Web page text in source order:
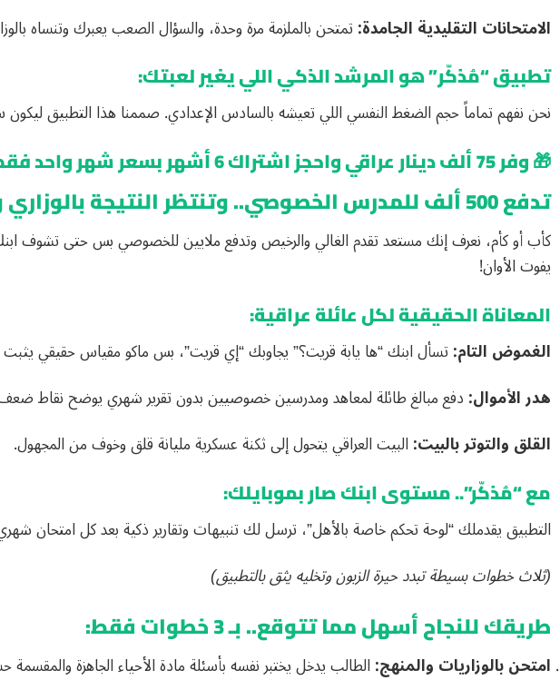
الامتحانات التقليدية الجامدة:تمتحن بالملزمة مرة وحدة، والسؤال الصعب يعبرك وتنساه
تطبيق “مُذكّر” هو المرشد الذكي اللي يغير لعبتك:
نحن نفهم تماماً حجم الضغط النفسي اللي تعيشه بالسادس الإعدادي. صممنا هذا التطبيق
🎁 وفر 75 ألف دينار عراقي واحجز اشتراك 6 أشهر بسعر شهر واحد فقط!
تدفع 500 ألف للمدرس الخصوصي.. وتنتظر النتيجة بالوزاري ولاتدري ابنائك شيدرسون؟
كأب أو كأم، نعرف إنك مستعد تقدم الغالي والرخيص وتدفع ملايين للخصوصي بس حتى تشوف
يفوت الأوان!
المعاناة الحقيقية لكل عائلة عراقية:
الغموض التام:تسأل ابنك “ها يابة قريت؟” يجاوبك “إي قريت”، بس ماكو مقياس حقيقي
هدر الأموال:دفع مبالغ طائلة لمعاهد ومدرسين خصوصيين بدون تقرير شهري يوضح نقاط
القلق والتوتر بالبيت:البيت العراقي يتحول إلى ثكنة عسكرية مليانة قلق وخوف من المجهول.
مع “مُذكّر”.. مستوى ابنك صار بموبايلك:
التطبيق يقدملك “لوحة تحكم خاصة بالأهل”، ترسل لك تنبيهات وتقارير ذكية بعد كل امتحان
(ثلاث خطوات بسيطة تبدد حيرة الزبون وتخليه يثق بالتطبيق)
طريقك للنجاح أسهل مما تتوقع.. بـ 3 خطوات فقط:
امتحن بالوزاريات والمنهج:الطالب يدخل يختبر نفسه بأسئلة مادة الأحياء الجاهزة